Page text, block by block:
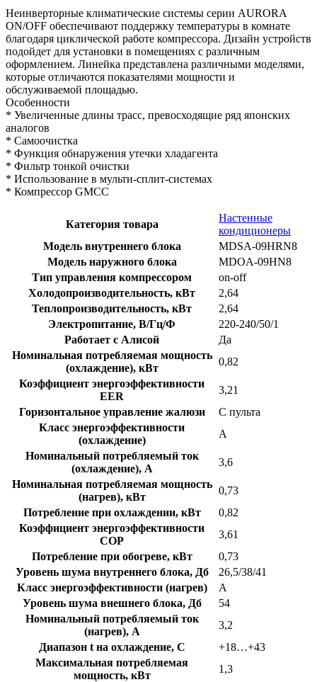
Неинверторные климатические системы серии AURORA
ON/OFF обеспечивают поддержку температуры в комнате
благодаря циклической работе компрессора. Дизайн устройств
подойдет для установки в помещениях с различным
оформлением. Линейка представлена различными моделями,
которые отличаются показателями мощности и
обслуживаемой площадью.
Особенности
* Увеличенные длины трасс, превосходящие ряд японских
аналогов
* Самоочистка
* Функция обнаружения утечки хладагента
* Фильтр тонкой очистки
* Использование в мульти-сплит-системах
* Компрессор GMCC
Категория товара
Настенные
кондиционеры
Модель внутреннего блока
MDSA-09HRN8
Модель наружного блока
MDOA-09HN8
Тип управления компрессором
on-off
Холодопроизводительность, кВт
2,64
Теплопроизводительность, кВт
2,64
Электропитание, В/Гц/Ф
220-240/50/1
Работает с Алисой
Да
Номинальная потребляемая мощность
(охлаждение), кВт
0,82
Коэффициент энергоэффективности
EER
3,21
Горизонтальное управление жалюзи
С пульта
Класс энергоэффективности
(охлаждение)
A
Номинальный потребляемый ток
(охлаждение), А
3,6
Номинальная потребляемая мощность
(нагрев), кВт
0,73
Потребление при охлаждении, кВт
0,82
Коэффициент энергоэффективности
COP
3,61
Потребление при обогреве, кВт
0,73
Уровень шума внутреннего блока, Дб
26,5/38/41
Класс энергоэффективности (нагрев)
А
Уровень шума внешнего блока, Дб
54
Номинальный потребляемый ток
(нагрев), А
3,2
Диапазон t на охлаждение, C
+18…+43
Максимальная потребляемая
мощность, кВт
1,3